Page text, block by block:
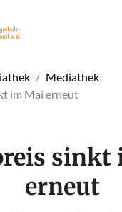
Mediathek
im Mai erneut
sinkt
erneut